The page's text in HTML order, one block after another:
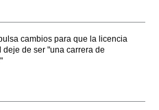
cambios para que la licencia
deje de ser "una carrera de